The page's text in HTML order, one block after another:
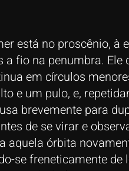
está no proscênio, à
a fio na penumbra. Ele
em círculos
e um pulo, e,
brevemente para
de se virar e
aquela órbita
se freneticamente